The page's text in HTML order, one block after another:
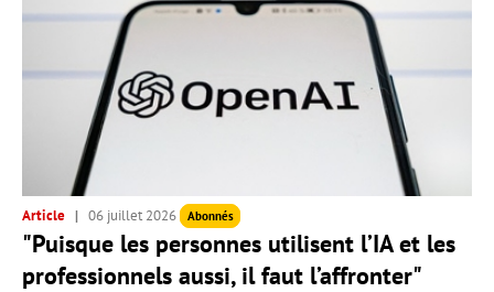
Article 06 juillet 2026 Abonnés
"Puisque les personnes utilisent l’IA et les
professionnels aussi, il faut l’affronter"